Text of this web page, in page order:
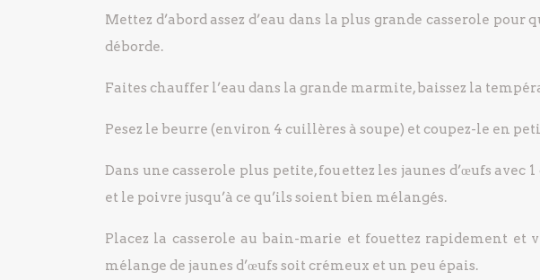
Mettez d’abord assez d’eau dans la plus grande casserole
déborde.
Faites chauffer l’eau dans la grande marmite, baissez la
Pesez le beurre (environ 4 cuillères à soupe) et coupez-le en
Dans une casserole plus petite, fouettez les jaunes d’œufs avec
et le poivre jusqu’à ce qu’ils soient bien mélangés.
Placez la casserole au bain-marie et fouettez rapidement et
mélange de jaunes d’œufs soit crémeux et un peu épais.